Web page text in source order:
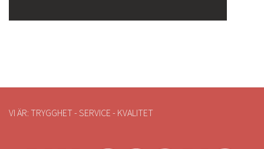
VI ÄR: TRYGGHET - SERVICE - KVALITET